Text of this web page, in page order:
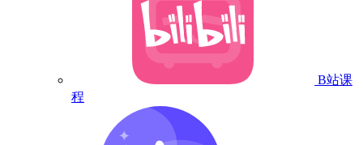
B站课
程